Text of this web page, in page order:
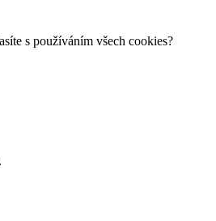
s používáním všech cookies?